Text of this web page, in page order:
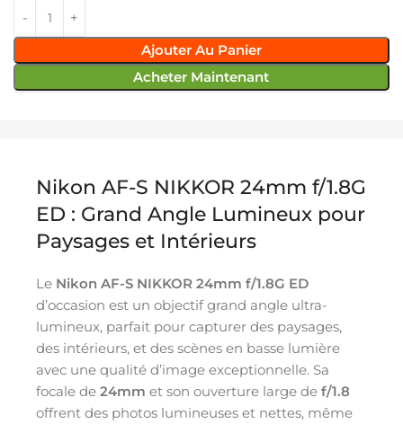
Ajouter Au Panier
Acheter Maintenant
Nikon AF-S NIKKOR 24mm f/1.8G
ED : Grand Angle Lumineux pour
Paysages et Intérieurs
Le Nikon AF-S NIKKOR 24mm f/1.8G ED
d’occasion est un objectif grand angle ultra-
lumineux, parfait pour capturer des paysages,
des intérieurs, et des scènes en basse lumière
avec une qualité d’image exceptionnelle. Sa
focale de 24mm et son ouverture large de f/1.8
offrent des photos lumineuses et nettes, même